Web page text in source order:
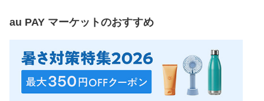
au PAY マーケットのおすすめ